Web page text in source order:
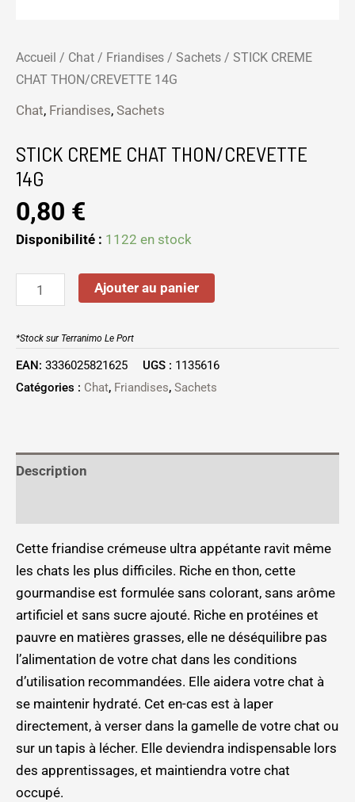
Accueil / Chat / Friandises / Sachets / STICK CREME
CHAT THON/CREVETTE 14G
Chat, Friandises, Sachets
STICK CREME CHAT THON/CREVETTE
14G
0,80 €
Disponibilité : 1122 en stock
Ajouter au panier
*Stock sur Terranimo Le Port
EAN: 3336025821625 UGS : 1135616
Catégories : Chat, Friandises, Sachets
Description
Cette friandise crémeuse ultra appétante ravit même
les chats les plus difficiles. Riche en thon, cette
gourmandise est formulée sans colorant, sans arôme
artificiel et sans sucre ajouté. Riche en protéines et
pauvre en matières grasses, elle ne déséquilibre pas
l’alimentation de votre chat dans les conditions
d’utilisation recommandées. Elle aidera votre chat à
se maintenir hydraté. Cet en-cas est à laper
directement, à verser dans la gamelle de votre chat ou
sur un tapis à lécher. Elle deviendra indispensable lors
des apprentissages, et maintiendra votre chat
occupé.